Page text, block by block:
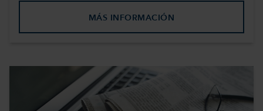
MÁS INFORMACIÓN